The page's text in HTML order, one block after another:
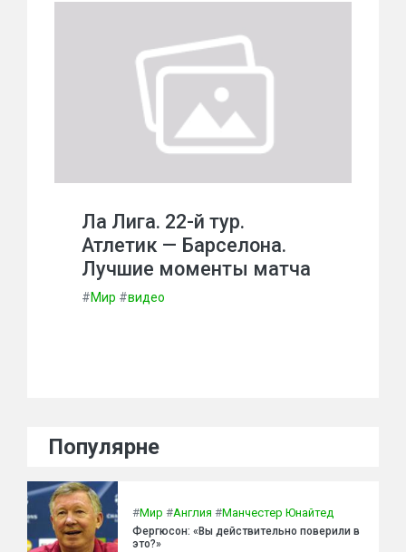
Ла Лига. 22-й тур.
Атлетик — Барселона.
Лучшие моменты матча
#Мир #видео
Популярне
#Мир #Англия #Манчестер Юнайтед
Фергюсон: «Вы действительно поверили в
это?»